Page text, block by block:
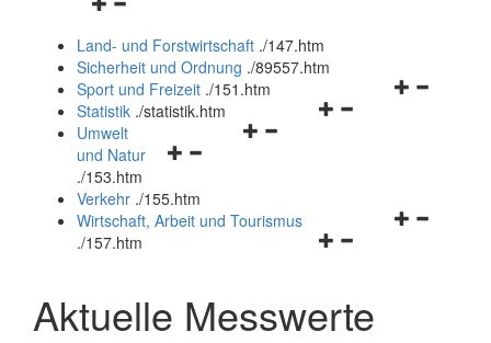
und
schließen
Land- und Forstwirtschaft ./147.htm
Sicherheit und Ordnung ./89557.htm
Navigationsmenü
Sport und Freizeit ./151.htm
Navigationsmenü
Statistik ./statistik.htm
Navigationsmenü
und
schließen
Umwelt
und Natur
./153.htm
Verkehr ./155.htm
Navigationsmenü
schließen
Wirtschaft, Arbeit und Tourismus
./157.htm
Aktuelle Messwerte